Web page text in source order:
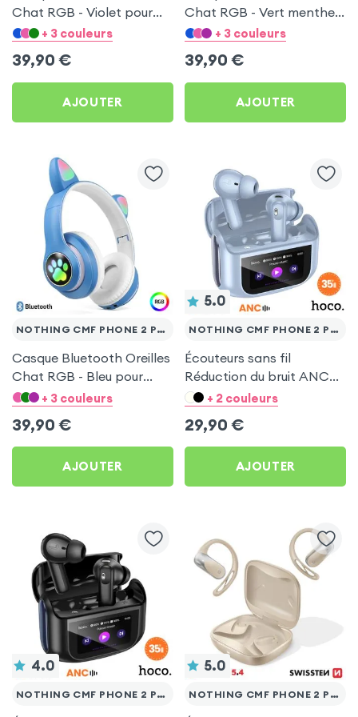
Chat RGB - Violet pour
Nothing CMF Phone 2 Pro
+ 3 couleurs
39,90 €
AJOUTER
Chat RGB - Vert menthe
pour Nothing CMF Phone
+ 3 couleurs
39,90 €
AJOUTER
NOTHING CMF PHONE 2 PRO
Casque Bluetooth Oreilles
Chat RGB - Bleu pour
Nothing CMF Phone 2 Pro
+ 3 couleurs
39,90 €
AJOUTER
5.0
NOTHING CMF PHONE 2 PRO
Écouteurs sans fil
Réduction du bruit ANC
ENC - Hoco Bleu pour
+ 2 couleurs
29,90 €
AJOUTER
4.0
NOTHING CMF PHONE 2 PRO
5.0
NOTHING CMF PHONE 2 PRO